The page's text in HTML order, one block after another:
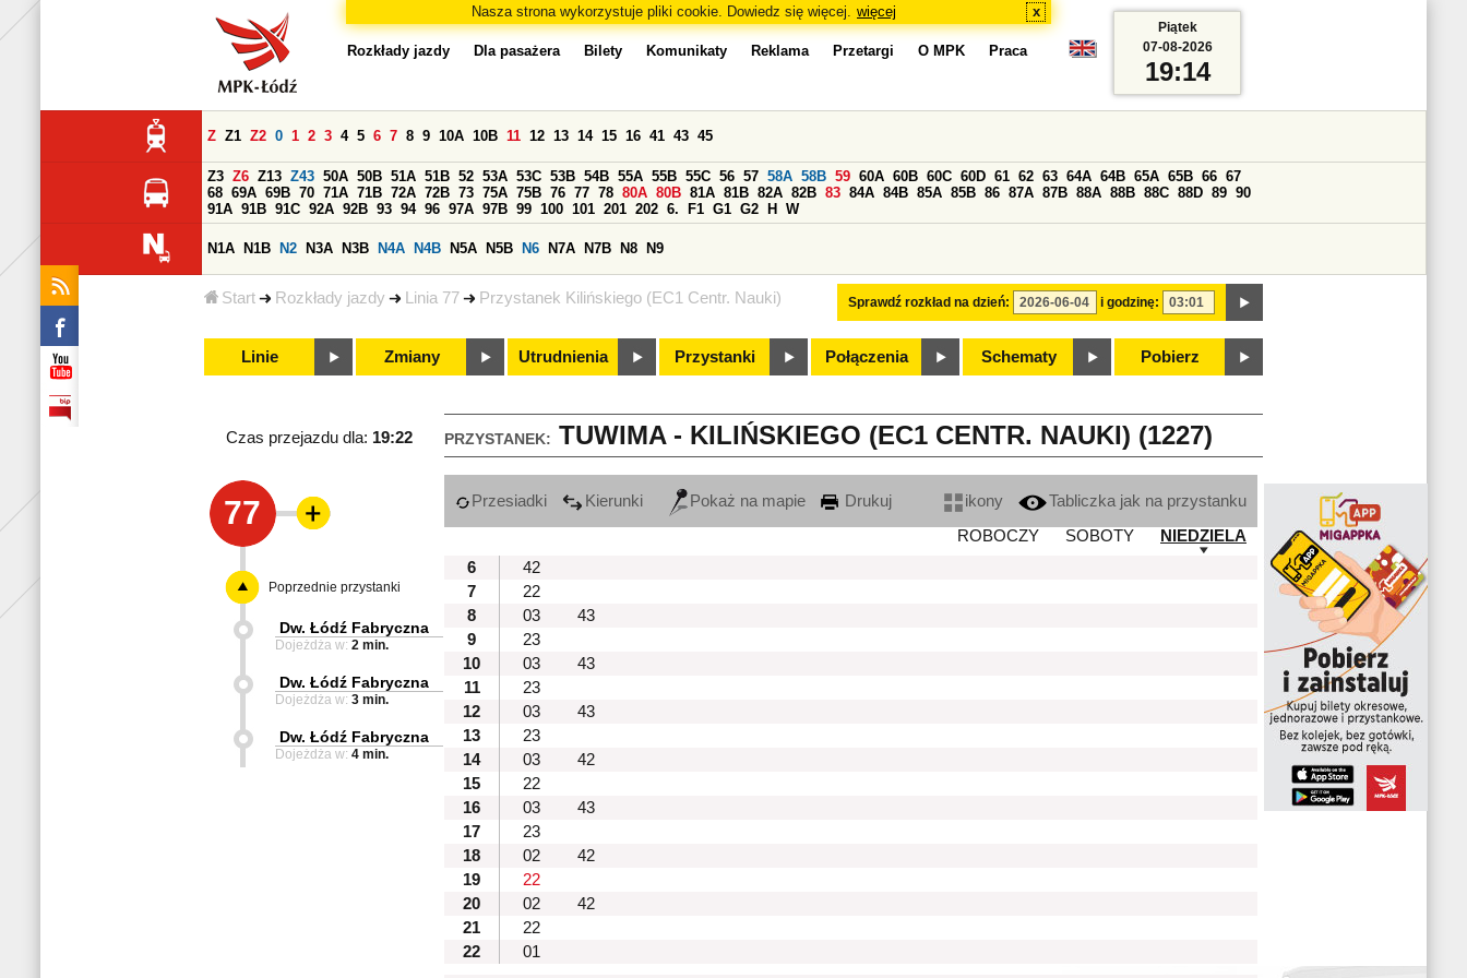
Nasza strona wykorzystuje pliki cookie. Dowiedz się więcej. więcej x
Start Rozkłady jazdy Linia 77 Przystanek Kilińskiego (EC1 Centr. Nauki)
Rozkłady jazdy Dla pasażera Bilety Komunikaty Reklama Przetargi O MPK Praca
Sprawdź rozkład na dzień: i godzinę:
Z Z1 Z2 0 1 2 3 4 5 6 7 8 9 10A 10B 11 12 13 14 15 16 41 43 45
Z3 Z6 Z13 Z43 50A 50B 51A 51B 52 53A 53C 53B 54B 55A 55B 55C 56 57 58A 58B 59 60A 60B 60C 60D 61 62 63 64A 64B 65A 65B 66 67
68 69A 69B 70 71A 71B 72A 72B 73 75A 75B 76 77 78 80A 80B 81A 81B 82A 82B 83 84A 84B 85A 85B 86 87A 87B 88A 88B 88C 88D 89 90
91A 91B 91C 92A 92B 93 94 96 97A 97B 99 100 101 201 202 6. F1 G1 G2 H W
N1A N1B N2 N3A N3B N4A N4B N5A N5B N6 N7A N7B N8 N9
Linie Zmiany Utrudnienia Przystanki Połączenia Schematy Pobierz
Piątek
07-08-2026
19:14
PRZYSTANEK: TUWIMA - KILIŃSKIEGO (EC1 CENTR. NAUKI) (1227)
Czas przejazdu dla: 19:22
77 Przesiadki Kierunki Pokaż na mapie Drukuj ikony
Tabliczka jak na przystanku
ROBOCZY
SOBOTY
NIEDZIELA
6
42
7
22
8
03
43
9
23
10
03
43
11
23
12
03
43
13
23
14
03
42
15
22
16
03
43
17
23
18
02
42
19
22
20
02
42
21
22
22
01
Poprzednie przystanki
Dw. Łódź Fabryczna
Dojeżdża w: 2 min.
Dw. Łódź Fabryczna
Dojeżdża w: 3 min.
Dw. Łódź Fabryczna
Dojeżdża w: 4 min.